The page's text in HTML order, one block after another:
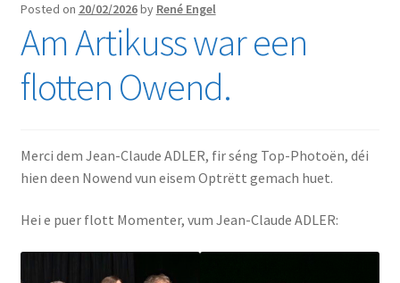
Posted on 20/02/2026by René Engel
Am Artikuss war een
flotten Owend.
Merci dem Jean-Claude ADLER, fir séng Top-Photoën, déi
hien deen Nowend vun eisem Optrëtt gemach huet.
Hei e puer flott Momenter, vum Jean-Claude ADLER: